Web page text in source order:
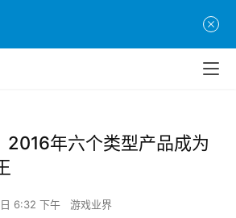
2016年六个类型产品成为
6:32 下午 游戏业界